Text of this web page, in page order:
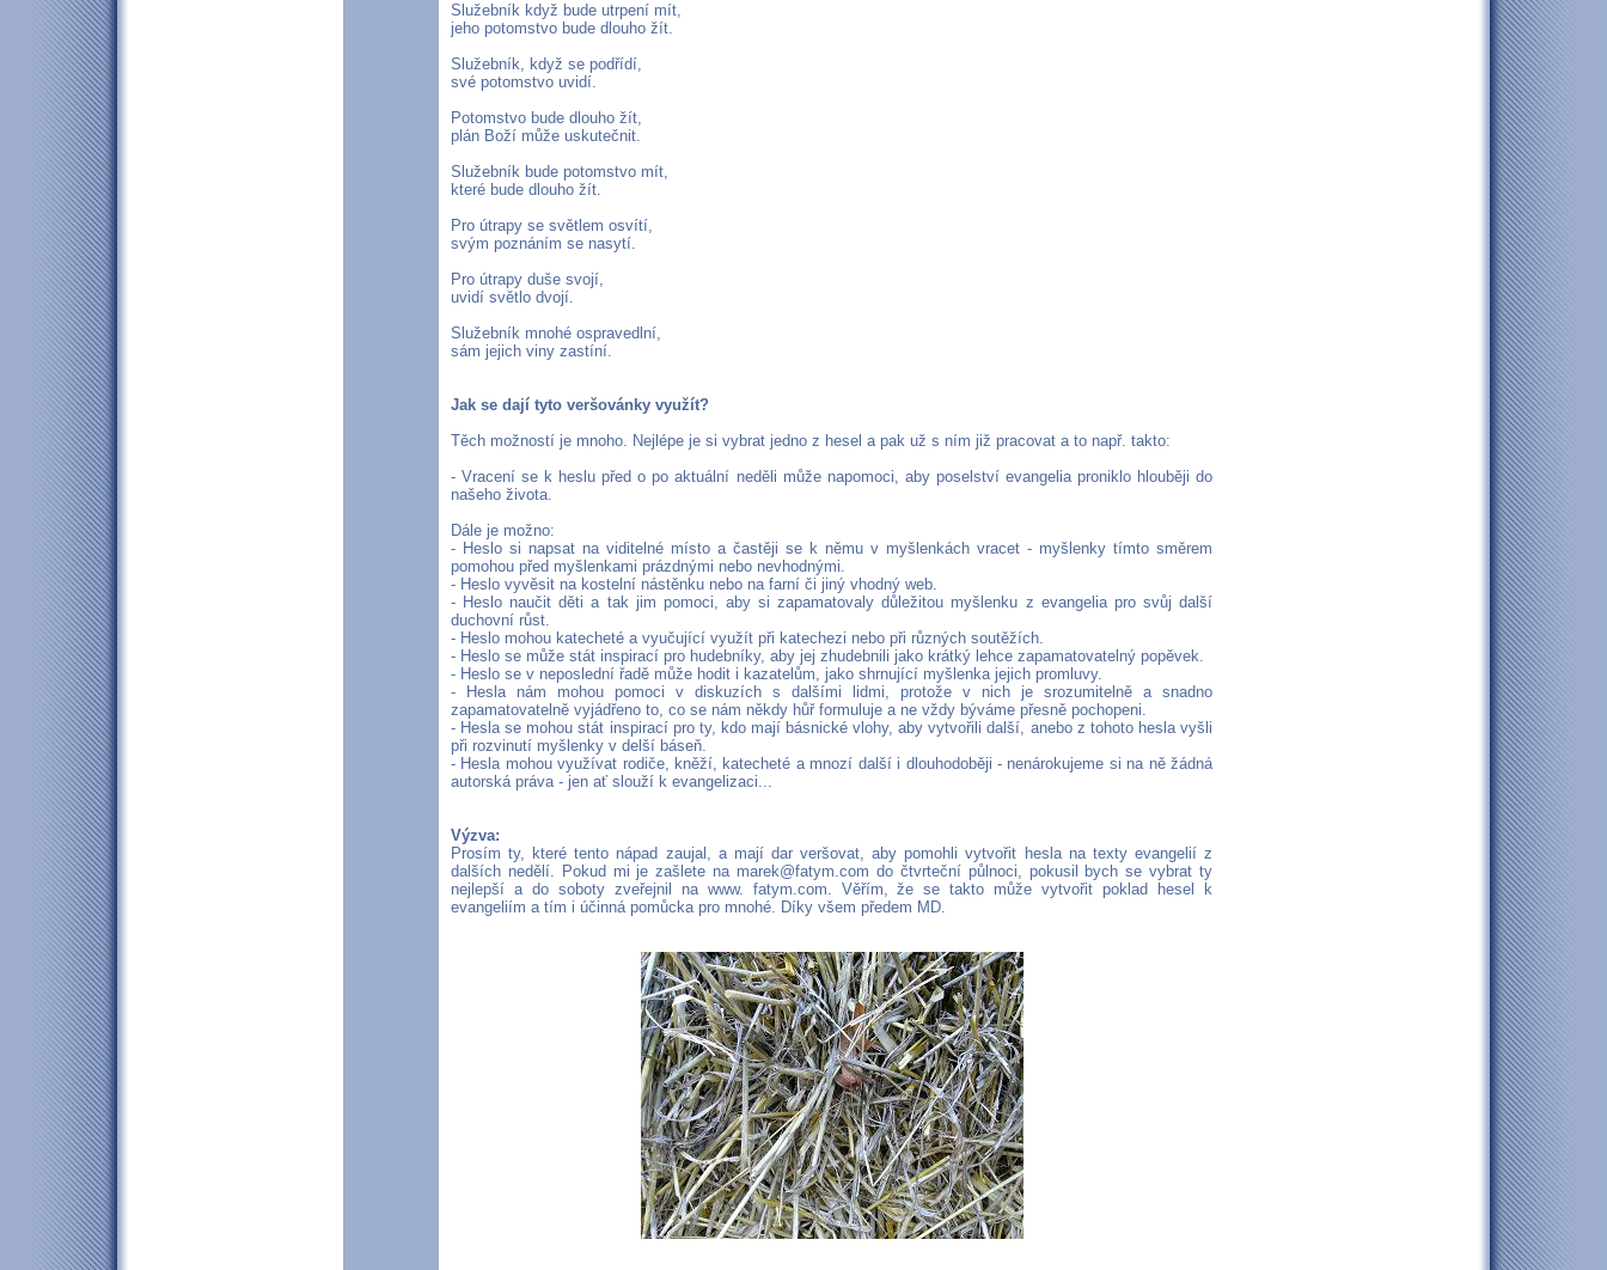
Služebník když bude utrpení mít,
jeho potomstvo bude dlouho žít.
Služebník, když se podřídí,
své potomstvo uvidí.
Potomstvo bude dlouho žít,
plán Boží může uskutečnit.
Služebník bude potomstvo mít,
které bude dlouho žít.
Pro útrapy se světlem osvítí,
svým poznáním se nasytí.
Pro útrapy duše svojí,
uvidí světlo dvojí.
Služebník mnohé ospravedlní,
sám jejich viny zastíní.
Jak se dají tyto veršovánky využít?
Těch možností je mnoho. Nejlépe je si vybrat jedno z hesel a pak už s ním již pracovat a to např. takto:
- Vracení se k heslu před o po aktuální neděli může napomoci, aby poselství evangelia proniklo hlouběji do
našeho života.
Dále je možno:
- Heslo si napsat na viditelné místo a častěji se k němu v myšlenkách vracet - myšlenky tímto směrem
pomohou před myšlenkami prázdnými nebo nevhodnými.
- Heslo vyvěsit na kostelní nástěnku nebo na farní či jiný vhodný web.
- Heslo naučit děti a tak jim pomoci, aby si zapamatovaly důležitou myšlenku z evangelia pro svůj další
duchovní růst.
- Heslo mohou katecheté a vyučující využít při katechezi nebo při různých soutěžích.
- Heslo se může stát inspirací pro hudebníky, aby jej zhudebnili jako krátký lehce zapamatovatelný popěvek.
- Heslo se v neposlední řadě může hodit i kazatelům, jako shrnující myšlenka jejich promluvy.
- Hesla nám mohou pomoci v diskuzích s dalšími lidmi, protože v nich je srozumitelně a snadno
zapamatovatelně vyjádřeno to, co se nám někdy hůř formuluje a ne vždy býváme přesně pochopeni.
- Hesla se mohou stát inspirací pro ty, kdo mají básnické vlohy, aby vytvořili další, anebo z tohoto hesla vyšli
při rozvinutí myšlenky v delší báseň.
- Hesla mohou využívat rodiče, kněží, katecheté a mnozí další i dlouhodoběji - nenárokujeme si na ně žádná
autorská práva - jen ať slouží k evangelizaci...
Výzva:
Prosím ty, které tento nápad zaujal, a mají dar veršovat, aby pomohli vytvořit hesla na texty evangelií z
dalších nedělí. Pokud mi je zašlete na marek@fatym.com do čtvrteční půlnoci, pokusil bych se vybrat ty
nejlepší a do soboty zveřejnil na www. fatym.com. Věřím, že se takto může vytvořit poklad hesel k
evangeliím a tím i účinná pomůcka pro mnohé. Díky všem předem MD.